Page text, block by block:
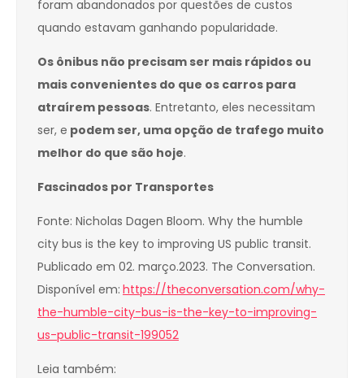
foram abandonados por questões de custos
quando estavam ganhando popularidade.
Os ônibus não precisam ser mais rápidos ou
mais convenientes do que os carros para
atraírem pessoas. Entretanto, eles necessitam
ser, e podem ser, uma opção de trafego muito
melhor do que são hoje.
Fascinados por Transportes
Fonte: Nicholas Dagen Bloom. Why the humble
city bus is the key to improving US public transit.
Publicado em 02. março.2023. The Conversation.
Disponível em: https://theconversation.com/why-
the-humble-city-bus-is-the-key-to-improving-
us-public-transit-199052
Leia também: